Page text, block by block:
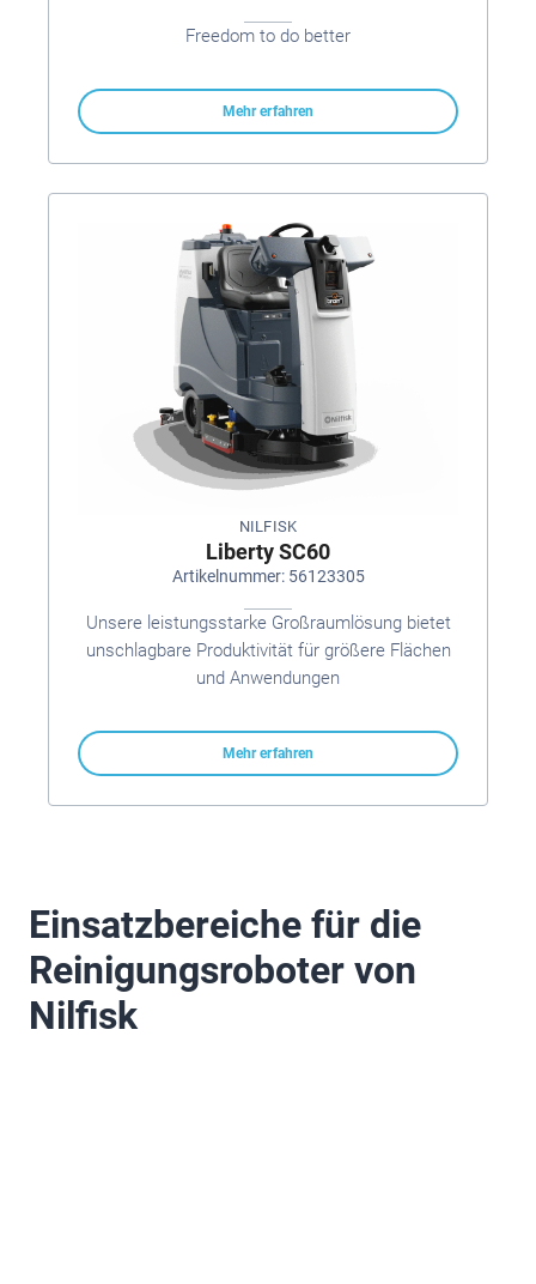
Freedom to do better
Mehr erfahren
NILFISK
Liberty SC60
Artikelnummer: 56123305
Unsere leistungsstarke Großraumlösung bietet
unschlagbare Produktivität für größere Flächen
und Anwendungen
Mehr erfahren
Einsatzbereiche für die
Reinigungsroboter von
Nilfisk